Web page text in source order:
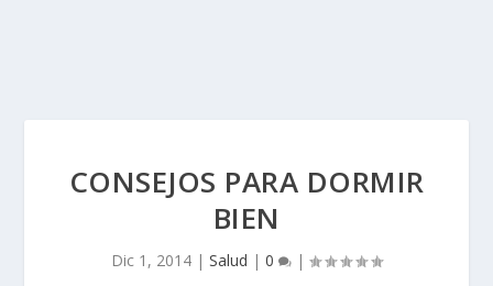
CONSEJOS PARA DORMIR
BIEN
Dic 1, 2014 | Salud | 0 |